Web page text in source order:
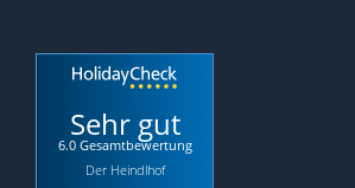
Sehr gut
6.0 Gesamtbewertung
Der Heindlhof